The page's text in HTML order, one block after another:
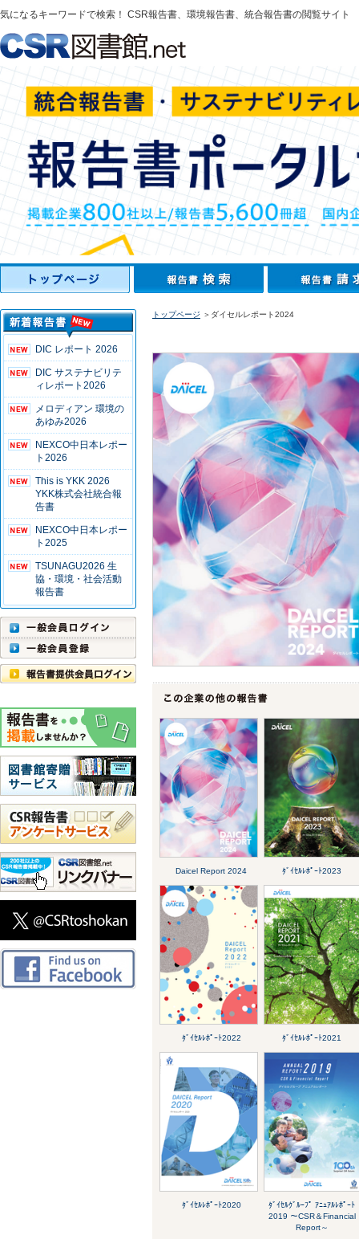
気になるキーワードで検索！ CSR報告書、環境報告書、統合報告書の閲覧サイト
DIC レポート 2026
DIC サステナビリテ
ィレポート2026
メロディアン 環境の
あゆみ2026
NEXCO中日本レポー
ト2026
This is YKK 2026
YKK株式会社統合報
告書
NEXCO中日本レポー
ト2025
TSUNAGU2026 生
協・環境・社会活動
報告書
トップページ ＞ダイセルレポート2024
Daicel Report 2024 ﾀﾞｲｾﾙﾚﾎﾟｰﾄ2023
ﾀﾞｲｾﾙﾚﾎﾟｰﾄ2022 ﾀﾞｲｾﾙﾚﾎﾟｰﾄ2021
ﾀﾞｲｾﾙﾚﾎﾟｰﾄ2020
ﾀﾞｲｾﾙｸﾞﾙｰﾌﾟ ｱﾆｭｱﾙﾚﾎﾟｰﾄ
2019 ～CSR＆Financial
Report～